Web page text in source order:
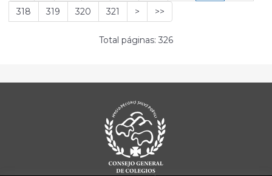
318
319 320 321 > >>
Total páginas: 326